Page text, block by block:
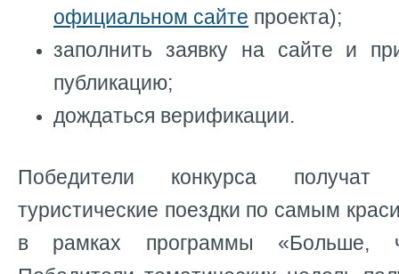
официальном сайте проекта);
заполнить заявку на сайте и
публикацию;
дождаться верификации.
Победители конкурса
туристические поездки по самым
в рамках программы
«Больше,